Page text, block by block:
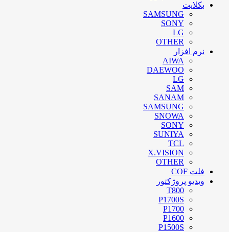
بکلایت
SAMSUNG
SONY
LG
OTHER
نرم افزار
AIWA
DAEWOO
LG
SAM
SANAM
SAMSUNG
SNOWA
SONY
SUNIYA
TCL
X.VISION
OTHER
فلت COF
ویدیو پروژکتور
T800
P1700S
P1700
P1600
P1500S